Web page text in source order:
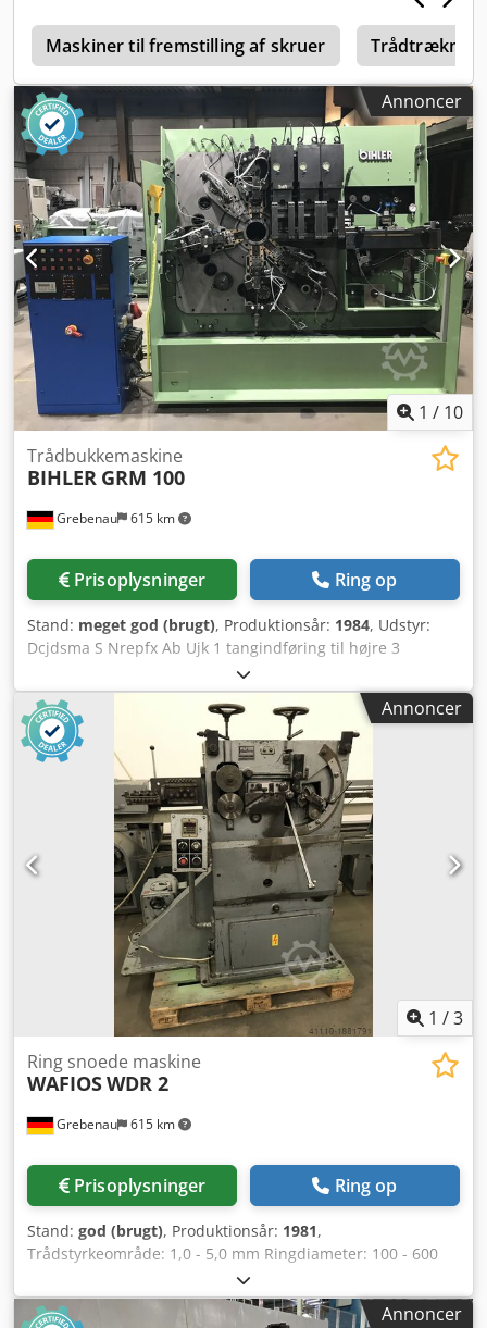
Maskiner til fremstilling af skruer
Annoncer
1 / 10
Grebenau 615 km
Trådbukkemaskine
BIHLER GRM 100
Prisoplysninger Ring op
Stand: meget god (brugt), Produktionsår: 1984, Udstyr:
Dcjdsma S Nrepfx Ab Ujk 1 tangindføring til højre 3
pressemoduler à 180 kN = i alt 540 kN 4 standard-
slædenheder 1 smal-slædeenhed Arbejdsområde:
Trådtykkelse: op til 10 mm Båndbredde: op til 100 mm
Indføringslængde: op til 250 mm Kapacitet: op til 135
stk/min
Annoncer
1 /3
Grebenau 615 km
Ring snoede maskine
WAFIOSWDR 2
Prisoplysninger Ring op
Stand: god (brugt), Produktionsår: 1981,
Trådstyrkeområde: 1,0 - 5,0 mm Ringdiameter: 100 - 600
mm Trådindføringens længde: maks. 2.000 mm Dcjdjb Hqz
Uepfx Ab Usk Kapacitet: 10 - 120 stk./min.
Annoncer